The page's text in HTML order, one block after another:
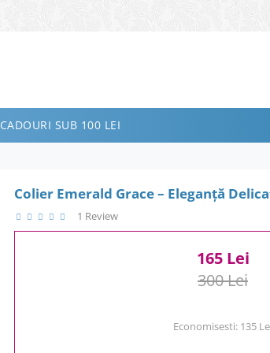
CADOURI SUB 100 LEI
Colier Emerald Grace – Eleganță
1 Review
165 Lei
300 Lei
Economisesti: 135